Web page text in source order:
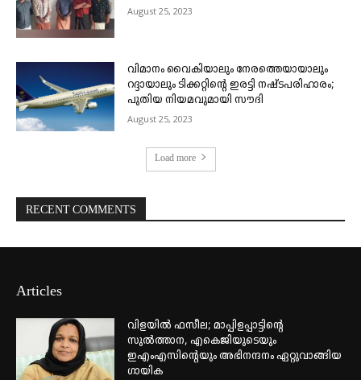
August 25, 2023
വിമാനം വൈകിയാലും നേരത്തെയായാലും
റദ്ദായാലും ടിക്കറ്റിന്റെ ഇരട്ടി നഷ്ടപരിഹാരം;
പുതിയ നിയമവുമായി സൗദി
August 25, 2023
Load more
RECENT COMMENTS
Articles
വിളയിൽ ഫസീല; മാപ്പിളപ്പാട്ടിന്റെ
സുൽത്താന, എകെജിയുടെയും
ഇഎംഎസിന്റെയും അഭിനന്ദനം ഏറ്റുവാങ്ങിയ
ഗായിക